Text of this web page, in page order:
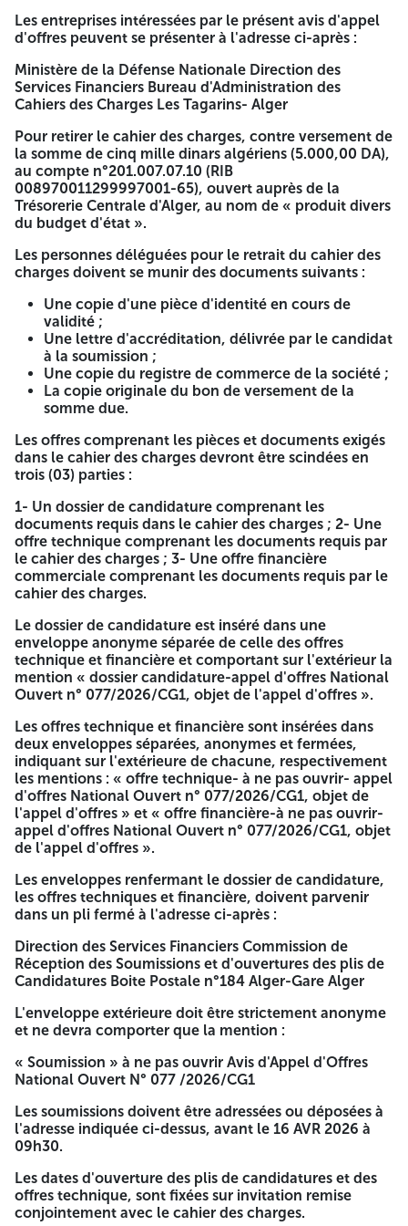
NATIONALE
Avis d'Appel d'Offres National OuvertN° 077 /2026/CG1
Le Ministère de la Défense Nationale, lance un avis d'appel
d'offres national ouvert en vue de l'acquisition de :
Lot n° 01 : Cent (100) tracteurs agricoles avec un lot de
pièces de rechange :
Lot n° 02 : Cent (100) remorques agricoles.
Les entreprises intéressées par le présent avis d'appel
d'offres peuvent se présenter à l'adresse ci-après :
Ministère de la Défense Nationale Direction des Services
Financiers Bureau d'Administration des Cahiers des Charges
Les Tagarins- Alger
Pour retirer le cahier des charges, contre versement de la
somme de cinq mille dinars algériens (5.000,00 DA), au
compte n°201.007.07.10 (RIB 008970011299997001-65),
ouvert auprès de la Trésorerie Centrale d'Alger, au nom de
« produit divers du budget d'état ».
Les personnes déléguées pour le retrait du cahier des
Une copie d'une pièce d'identité en cours de validité ;
Une lettre d'accréditation, délivrée par le candidat à la
soumission ;
Une copie du registre de commerce de la société ;
La copie originale du bon de versement de la somme
due.
Les offres comprenant les pièces et documents exigés dans
le cahier des charges devront être scindées en trois (03)
1- Un dossier de candidature comprenant les documents
requis dans le cahier des charges ; 2- Une offre technique
comprenant les documents requis par le cahier des
charges ; 3- Une offre financière commerciale comprenant
les documents requis par le cahier des charges.
Le dossier de candidature est inséré dans une enveloppe
anonyme séparée de celle des offres technique et
financière et comportant sur l'extérieur la mention «
dossier candidature-appel d'offres National Ouvert n°
077/2026/CG1, objet de l'appel d'offres ».
Les offres technique et financière sont insérées dans deux
enveloppes séparées, anonymes et fermées, indiquant sur
l'extérieure de chacune, respectivement les mentions : «
offre technique- à ne pas ouvrir- appel d'offres National
Ouvert n° 077/2026/CG1, objet de l'appel d'offres » et «
offre financière-à ne pas ouvrir- appel d'offres National
Ouvert n° 077/2026/CG1, objet de l'appel d'offres ».
Les enveloppes renfermant le dossier de candidature, les
offres techniques et financière, doivent parvenir dans un
pli fermé à l'adresse ci-après :
Direction des Services Financiers Commission de Réception
des Soumissions et d'ouvertures des plis de Candidatures
Boite Postale n°184 Alger-Gare Alger
L'enveloppe extérieure doit être strictement anonyme et
ne devra comporter que la mention :
National Ouvert N° 077 /2026/CG1
Les soumissions doivent être adressées ou déposées à
Les entreprises intéressées par le présent avis d'appel
d'offres peuvent se présenter à l'adresse ci-après :
Ministère de la Défense Nationale Direction des
Services Financiers Bureau d'Administration des
Cahiers des Charges Les Tagarins- Alger
Pour retirer le cahier des charges, contre versement de
la somme de cinq mille dinars algériens (5.000,00 DA),
au compte n°201.007.07.10 (RIB
008970011299997001-65), ouvert auprès de la
Trésorerie Centrale d'Alger, au nom de « produit divers
du budget d'état ».
Les personnes déléguées pour le retrait du cahier des
charges doivent se munir des documents suivants :
Une copie d'une pièce d'identité en cours de
validité ;
Une lettre d'accréditation, délivrée par le candidat
à la soumission ;
Une copie du registre de commerce de la société ;
La copie originale du bon de versement de la
somme due.
Les offres comprenant les pièces et documents exigés
dans le cahier des charges devront être scindées en
trois (03) parties :
1- Un dossier de candidature comprenant les
documents requis dans le cahier des charges ; 2- Une
offre technique comprenant les documents requis par
le cahier des charges ; 3- Une offre financière
commerciale comprenant les documents requis par le
cahier des charges.
Le dossier de candidature est inséré dans une
enveloppe anonyme séparée de celle des offres
technique et financière et comportant sur l'extérieur la
mention « dossier candidature-appel d'offres National
Ouvert n° 077/2026/CG1, objet de l'appel d'offres ».
Les offres technique et financière sont insérées dans
deux enveloppes séparées, anonymes et fermées,
indiquant sur l'extérieure de chacune, respectivement
les mentions : « offre technique- à ne pas ouvrir- appel
d'offres National Ouvert n° 077/2026/CG1, objet de
l'appel d'offres » et « offre financière-à ne pas ouvrir-
appel d'offres National Ouvert n° 077/2026/CG1, objet
de l'appel d'offres ».
Les enveloppes renfermant le dossier de candidature,
les offres techniques et financière, doivent parvenir
dans un pli fermé à l'adresse ci-après :
Direction des Services Financiers Commission de
Réception des Soumissions et d'ouvertures des plis de
Candidatures Boite Postale n°184 Alger-Gare Alger
L'enveloppe extérieure doit être strictement anonyme
et ne devra comporter que la mention :
« Soumission » à ne pas ouvrir Avis d'Appel d'Offres
National Ouvert N° 077 /2026/CG1
Les soumissions doivent être adressées ou déposées à
l'adresse indiquée ci-dessus, avant le 16 AVR 2026 à
09h30.
Les dates d'ouverture des plis de candidatures et des
offres technique, sont fixées sur invitation remise
conjointement avec le cahier des charges.